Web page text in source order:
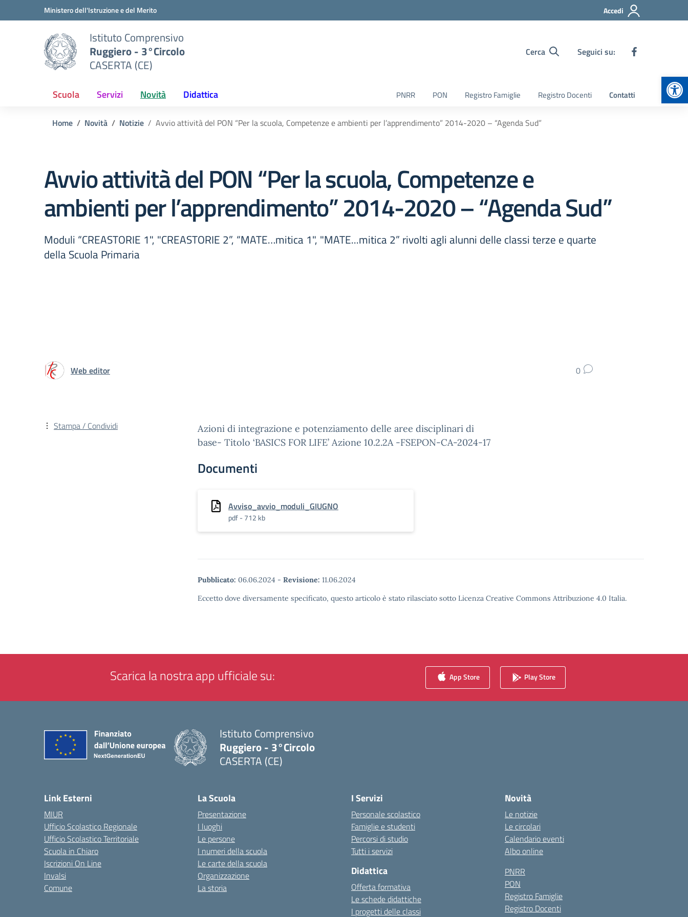
Vai ai contenuti
Vai al menu di navigazioneMinistero dell'Istruzione e del Merito Accedi
Istituto Comprensivo
Ruggiero - 3°Circolo
CASERTA (CE)
Cerca Seguici su:
Scuola Servizi Novità Didattica PNRR PON Registro Famiglie Registro Docenti Contatti
Home Novità Notizie Avvio attività del PON “Per la scuola, Competenze e ambienti per l’apprendimento” 2014-2020 – “Agenda Sud”
Avvio attività del PON “Per la scuola, Competenze e
ambienti per l’apprendimento” 2014-2020 – “Agenda Sud”
Moduli “CREASTORIE 1", "CREASTORIE 2”, “MATE…mitica 1", "MATE...mitica 2” rivolti agli alunni delle classi terze e quarte
della Scuola Primaria
Web editor 0
Azioni di integrazione e potenziamento delle aree disciplinari di
base- Titolo ‘BASICS FOR LIFE’ Azione 10.2.2A -FSEPON-CA-2024-17
Documenti
Avviso_avvio_moduli_GIUGNO
pdf - 712 kb
Pubblicato: 06.06.2024 - Revisione: 11.06.2024
Eccetto dove diversamente specificato, questo articolo è stato rilasciato sotto Licenza Creative Commons Attribuzione 4.0 Italia.
Stampa / Condividi
Scarica la nostra app ufficiale su: App Store Play Store
Istituto Comprensivo
Ruggiero - 3°Circolo
CASERTA (CE)
Link Esterni
MIUR
Ufficio Scolastico Regionale
Ufficio Scolastico Territoriale
Scuola in Chiaro
Iscrizioni On Line
Invalsi
Comune
La Scuola
Presentazione
I luoghi
Le persone
I numeri della scuola
Le carte della scuola
Organizzazione
La storia
I Servizi
Personale scolastico
Famiglie e studenti
Percorsi di studio
Tutti i servizi
Didattica
Offerta formativa
Le schede didattiche
I progetti delle classi
Novità
Le notizie
Le circolari
Calendario eventi
Albo online
PNRR
PON
Registro Famiglie
Registro Docenti